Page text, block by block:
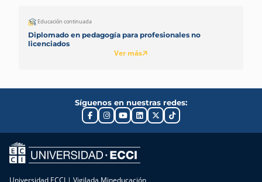
Educación continuada
Diplomado en pedagogía para profesionales no
licenciados
Ver más
Síguenos en nuestras redes:
Universidad ECCI | Vigilada Mineducación